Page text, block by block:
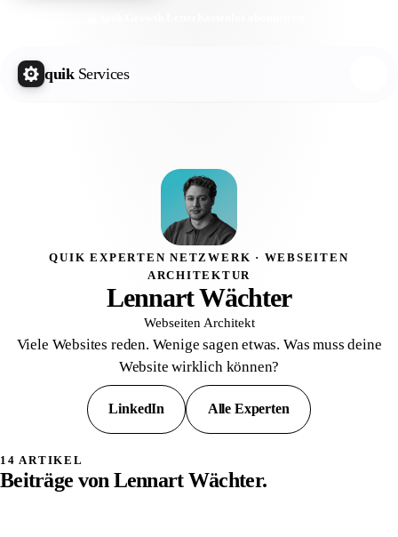
quik Services
QUIK EXPERTEN NETZWERK · WEBSEITEN
ARCHITEKTUR
Lennart Wächter
Webseiten Architekt
Viele Websites reden. Wenige sagen etwas. Was muss deine
Website wirklich können?
LinkedIn Alle Experten
14 ARTIKEL
Beiträge von Lennart Wächter.